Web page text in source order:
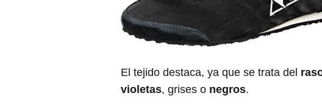
El tejido destaca, ya que se trata del
violetas, grises o negros.